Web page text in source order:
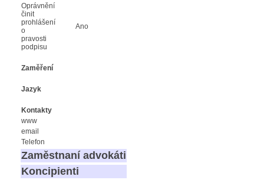
Oprávnění
činit
prohlášení
o
pravosti
podpisu
Ano
Zaměření
Jazyk
Kontakty
www
email
Telefon
Zaměstnaní advokáti
Koncipienti